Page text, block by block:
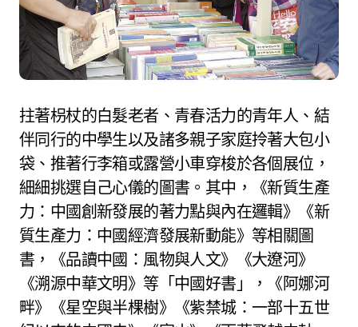
拄著枴杖的白髮老者、青春活力的青年人、結
伴同行的中學生以及諸多親子家庭拎著大包小
袋、推著行李箱或露營小車穿梭於各個展位，
細細挑選自己心儀的圖書。其中，《新質生產
力：中國創新發展的著力點與內在邏輯》《新
質生產力：中國經濟發展新動能》等相關圖
書，《品讀中國：風物與人文》《大遼河》
《溯源中華文明》等「中國好書」，《阿娜河
畔》《星空與半棵樹》《紫禁城：一部十五世